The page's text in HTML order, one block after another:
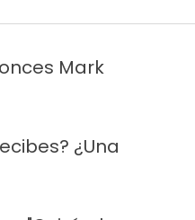
Mark
¿Una